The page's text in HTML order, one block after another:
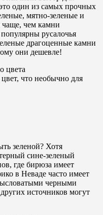
один из самых прочных
мятно-зеленые и
чаще, чем камни
русалочья
драгоценные камни
они дешевле!
что необычно для
зеленой? Хотя
сине-зеленый
где бирюза имеет
в Неваде часто имеет
черными
источников могут